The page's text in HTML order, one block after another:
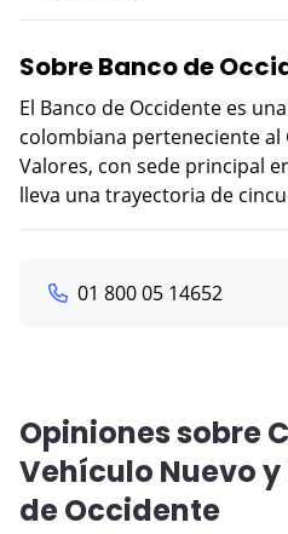
Sobre Banco de
El Banco de Occidente es
colombiana perteneciente al
Valores, con sede principal
lleva una trayectoria de
01 800 05 14652
Opiniones sobre
Vehículo Nuevo
de Occidente